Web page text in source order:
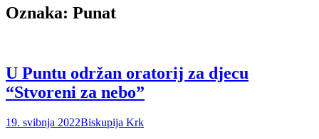
Oznaka: Punat
U Puntu održan oratorij za djecu
“Stvoreni za nebo”
Posted
19. svibnja 2022Author
Biskupija Krk